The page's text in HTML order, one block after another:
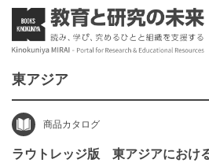
東アジア
商品カタログ
ラウトレッジ版 東アジアにおけ